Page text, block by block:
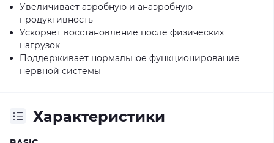
Увеличивает аэробную и анаэробную
продуктивность
Ускоряет восстановление после физических
нагрузок
Поддерживает нормальное функционирование
нервной системы
Характеристики